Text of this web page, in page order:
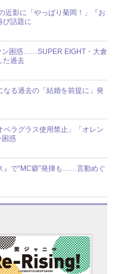
近影に「やっぱり菊岡！」『お
び話題に
ン困惑……SUPER EIGHT・大倉
た過去
る過去の「結婚を前提に」発
ラグラス使用禁止」「オレン
困惑
』で“MC癖”発揮も……言動めぐ